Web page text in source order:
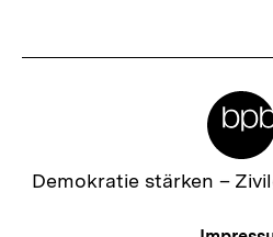
h
Zur
Demokratie stärken –